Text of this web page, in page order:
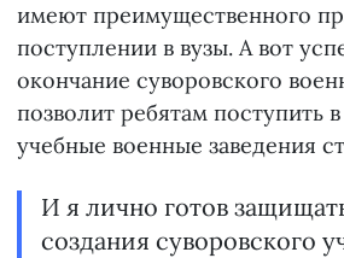
имеют преимущественного
поступлении в вузы. А вот
окончание суворовского
позволит ребятам поступить
учебные военные заведения
И я лично готов
создания суворовского